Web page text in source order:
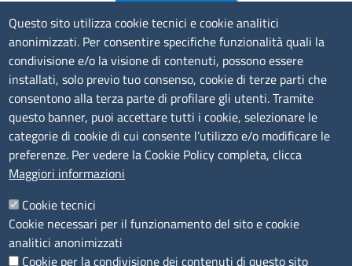
Pec:cciaa@pec.fera.camcom.it
Amministrazione Trasparente
Bandi di gara
Bilanci
Concorsi e selezioni
Procedimenti
Provvedimenti
Seguici su
Questo sito utilizza cookie tecnici e cookie analitici
anonimizzati. Per consentire specifiche funzionalità quali la
condivisione e/o la visione di contenuti, possono essere
installati, solo previo tuo consenso, cookie di terze parti che
consentono alla terza parte di profilare gli utenti. Tramite
questo banner, puoi accettare tutti i cookie, selezionare le
categorie di cookie di cui consente l’utilizzo e/o modificare le
preferenze. Per vedere la Cookie Policy completa, clicca
Maggiori informazioni
Cookie tecnici
Cookie necessari per il funzionamento del sito e cookie
analitici anonimizzati
Cookie per la condivisione dei contenuti di questo sito